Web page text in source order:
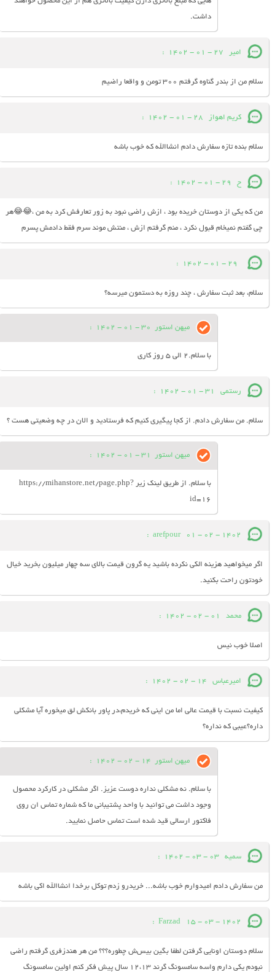
داشت.
امیر 27 - 01 - 1402
:
سلام من از بندر گناوه گرفتم 300 تومن و واقعا راضیم
کریم اهواز 28 - 01 - 1402
:
سلام بنده تازه سفارش دادم انشاالله که خوب باشه
ح 29 - 01 - 1402
:
من که یکی از دوستان خریده بود ، ازش راضی نبود به زور تعارفش کرد به من ،😂😂هر
چی گفتم نمیخام قبول نکرد ، منم گرفتم ازش ، منتش موند سرم فقط دادمش پسرم
29 - 01 - 1402
:
سلام، بعد ثبت سفارش ، چند روزه به دستمون میرسه؟
میهن استور 30 - 01 - 1402
:
با سلام.2 الی 5 روز کاری
رستمی 31 - 01 - 1402
:
سلام. من سفارش دادم. از کجا پیگیری کنیم که فرستادید و الان در چه وضعیتی هست ؟
میهن استور 31 - 01 - 1402
:
با سلام. از طریق لینک زیر https://mihanstore.net/page.php?
id=16
arefpour 01 - 02 - 1402
:
اگر میخواهید هزینه الکی نکرده باشید یه گرون قیمت بالای سه چهار میلیون بخرید خیال
خودتون راحت بکنید.
محمد 01 - 02 - 1402
:
اصلا خوب نیس
امیرعباس 14 - 02 - 1402
:
کیفیت نسبت با قیمت عالی اما من اینی که خریدم،در پاور بانکش لق میخوره آیا مشکلی
داره؟عیبی که نداره؟
میهن استور 14 - 02 - 1402
:
با سلام. نه مشکلی نداره دوست عزیز. اگر مشکلی در کارکرد محصول
وجود داشت می توانید با واحد پشتیبانی ما که شماره تماس ان روی
فاکتور ارسالی قید شده است تماس حاصل نمایید.
سمیه 03 - 03 - 1402
:
من سفارش دادم امیدوارم خوب باشه... خریدرو زدم توکل برخدا انشاالله اکی باشه
Farzad 15 - 03 - 1402
:
سلام دوستان اونایی گرفتن لطفا بگین بیس‌ش چطوره؟؟؟ من هر هندزفری گرفتم راضی
نبودم یکی دارم واسه سامسونگ گرند ۱۲،۱۳ سال پیش فکر کنم اولین سامسونگ